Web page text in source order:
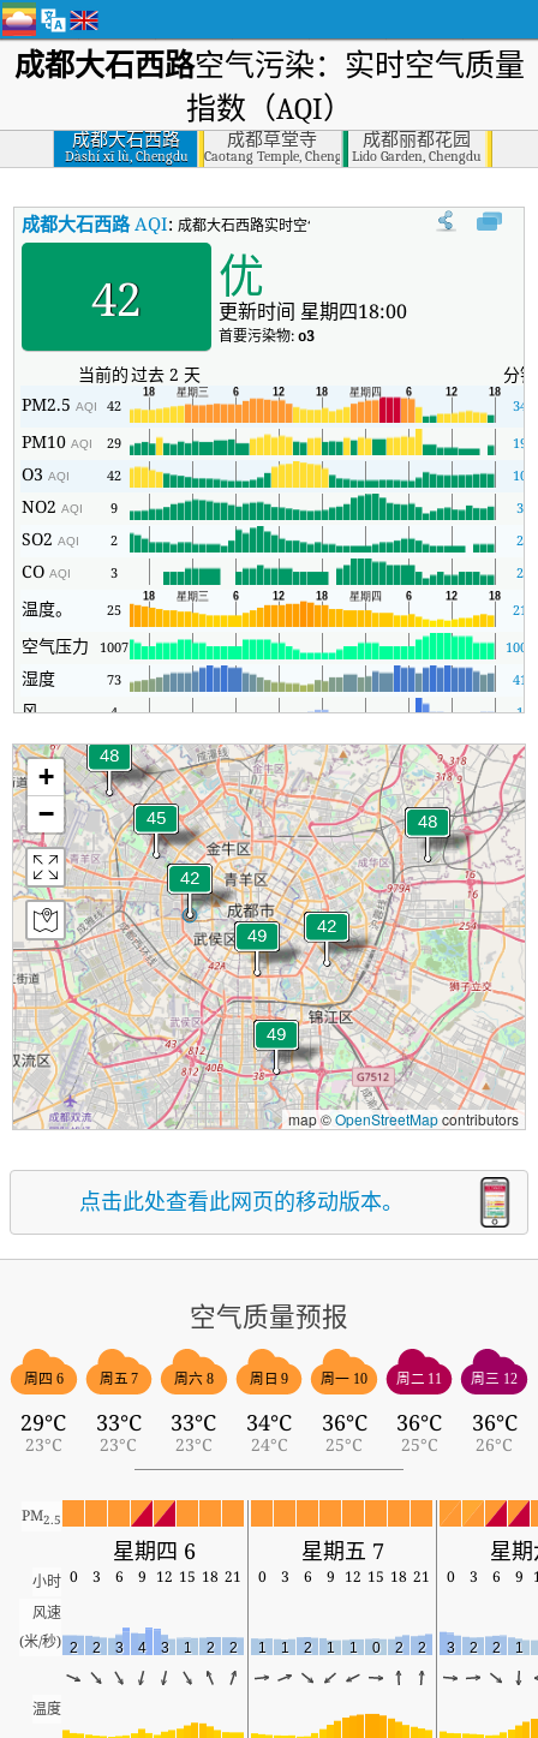
成都大石西路空气污染：实时空气质量
指数（AQI）
成都大石西路
Dàshí xī lù, Chengdu
成都草堂寺
Caotang Temple, Chengdu
成都丽都花园
Lido Garden, Chengdu
成都大石西路AQI:成都大石西路实时空气质量指数（AQI）。
42 优
更新时间 星期四18:00
首要污染物:o3
当前的过去 2 天
分钟
PM2.5AQI 42 34
PM10AQI 29 19
O3AQI 42 10
NO2AQI 9 3
SO2AQI 2 2
COAQI 3 2
温度。 25 21
空气压力 1007 1004
湿度 73 41
风 4 1
+
−
map ©OpenStreetMapcontributors
点击此处查看此网页的移动版本。
空气质量预报
周四 6
29°C
23°C
周五 7
33°C
23°C
周六 8
33°C
23°C
周日 9
34°C
24°C
周一 10
36°C
25°C
周二 11
36°C
25°C
周三 12
36°C
26°C
PM2.5
星期四 6 星期五 7 星
小时 0 3 6 9 12 15 18 21 0 3 6 9 12 15 18 21 0 3 6 9
风速
(米/秒) 2 2 3 4 3 1 2 2 1 1 2 1 1 0 2 2 3 2 2 1
温度